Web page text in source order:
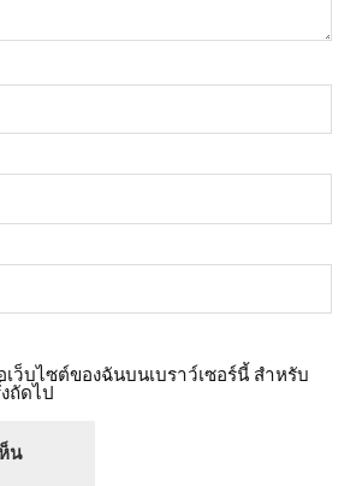
ว็บไซต์ของฉันบนเบราว์เซอร์นี้ สำหรับ
ถัดไป